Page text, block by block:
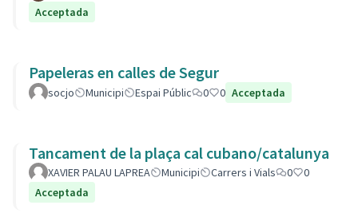
Acceptada
Papeleras en calles de Segur
socjo Municipi Espai Públic 0 0 Acceptada
Tancament de la plaça cal cubano/catalunya
XAVIER PALAU LAPREA Municipi Carrers i Vials 0
0
Acceptada